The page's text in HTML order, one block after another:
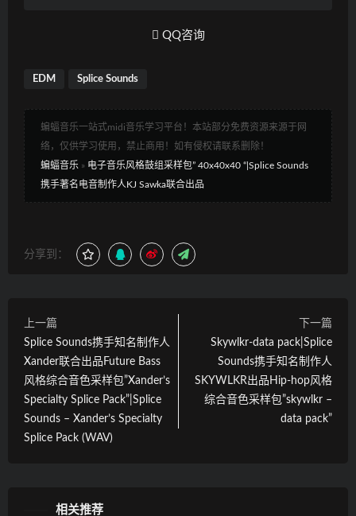
QQ咨询
EDM Splice Sounds
蝙蝠音乐一站式midi音乐学习平台！本站部分免费资源来源于网
络，仅供学习使用，禁止商用！如有侵权请联系删除！
蝙蝠音乐 » 电子音乐风格鼓组采样包” 40x40x40 “|Splice Sounds
携手著名电音制作人KJ Sawka联合出品
分享到：
上一篇
Splice Sounds携手知名制作人
Xander联合出品Future Bass
风格综合音色采样包”Xander’s
Specialty Splice Pack”|Splice
Sounds – Xander’s Specialty
Splice Pack (WAV)
下一篇
Skywlkr-data pack|Splice
Sounds携手知名制作人
SKYWLKR出品Hip-hop风格
综合音色采样包”skywlkr –
data pack”
相关推荐